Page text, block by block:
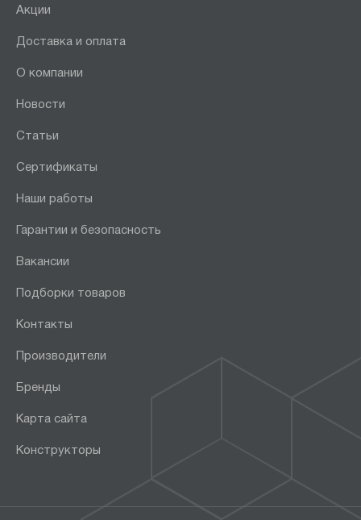
Акции
Доставка и оплата
О компании
Новости
Статьи
Сертификаты
Наши работы
Гарантии и безопасность
Вакансии
Подборки товаров
Контакты
Производители
Бренды
Карта сайта
Конструкторы